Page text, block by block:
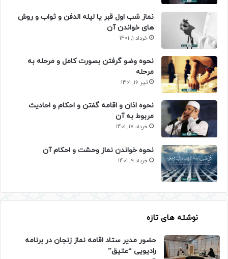
نماز شب اول قبر یا لیله الدفن و ثواب و روش
های خواندن آن
خرداد 1, 1401
نحوه وضو گرفتن بصورت کامل و مرحله به
مرحله
تیر 16, 1401
نحوه اذان و اقامه گفتن و احکام و احادیث
مربوط به آن
خرداد 17, 1401
نحوه خواندن نماز وحشت و احکام آن
خرداد 9, 1401
نوشته های تازه
حضور مدیر ستاد اقامه نماز زنجان در برنامه
رادیویی “عتیق”